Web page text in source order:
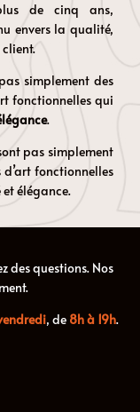
de cinq ans,
envers la qualité,
simplement des
fonctionnelles qui
.
pas simplement
fonctionnelles
élégance.
des questions. Nos
, de 8h à 19h.